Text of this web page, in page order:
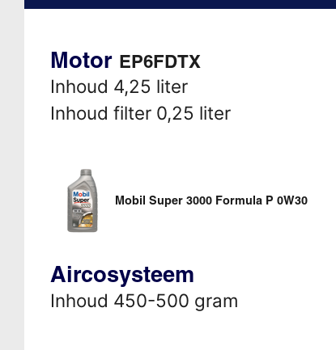
Motor EP6FDTX
Inhoud 4,25 liter
Inhoud filter 0,25 liter
Mobil Super 3000 Formula P 0W30
Aircosysteem
Inhoud 450-500 gram